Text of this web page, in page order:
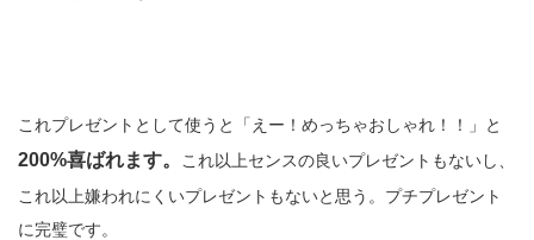
これプレゼントとして使うと「えー！めっちゃおしゃれ！！」と
200%喜ばれます。
これ以上センスの良いプレゼントもないし、
これ以上嫌われにくいプレゼントもないと思う。プチプレゼント
に完璧です。